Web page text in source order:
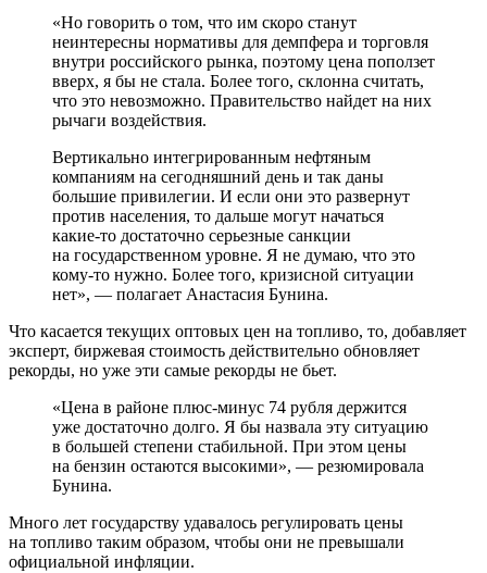
«Но говорить о том, что им скоро станут
неинтересны нормативы для демпфера и торговля
внутри российского рынка, поэтому цена поползет
вверх, я бы не стала. Более того, склонна считать,
что это невозможно. Правительство найдет на них
рычаги воздействия.
Вертикально интегрированным нефтяным
компаниям на сегодняшний день и так даны
большие привилегии. И если они это развернут
против населения, то дальше могут начаться
какие-то достаточно серьезные санкции
на государственном уровне. Я не думаю, что это
кому-то нужно. Более того, кризисной ситуации
нет», — полагает Анастасия Бунина.
Что касается текущих оптовых цен на топливо, то, добавляет
эксперт, биржевая стоимость действительно обновляет
рекорды, но уже эти самые рекорды не бьет.
«Цена в районе плюс-минус 74 рубля держится
уже достаточно долго. Я бы назвала эту ситуацию
в большей степени стабильной. При этом цены
на бензин остаются высокими», — резюмировала
Бунина.
Много лет государству удавалось регулировать цены
на топливо таким образом, чтобы они не превышали
официальной инфляции.